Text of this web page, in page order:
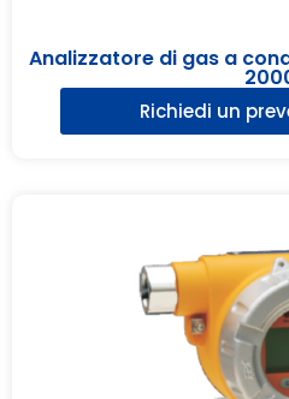
Analizzatore di gas a
Richiedi un